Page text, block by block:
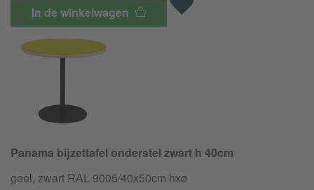
In de winkelwagen
Panama bijzettafel onderstel zwart h 40cm
geel, zwart RAL 9005/40x50cm hxø